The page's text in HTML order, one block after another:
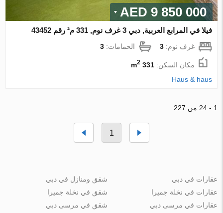
9 850 000 AED
فيلا في المرابع العربية, دبي 3 غرف نوم, 331 م² رقم 43452
غرف نوم:3 الحمامات:3
مكان السكن:331 m
2
Haus & haus
1 - 24 من 227
1
عقارات في دبي
عقارات في نخلة جميرا
عقارات في مرسى دبي
شقق ومنازل في دبي
شقق في نخلة جميرا
شقق في مرسى دبي